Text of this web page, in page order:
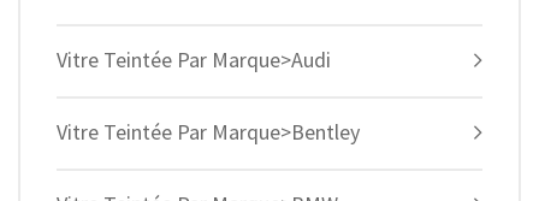
Vitre Teintée Par Marque>Audi
Vitre Teintée Par Marque>Bentley